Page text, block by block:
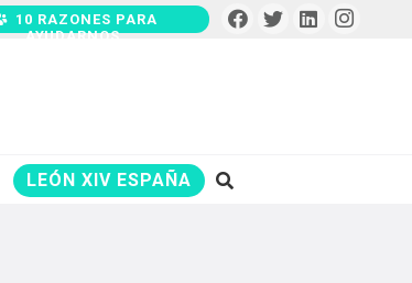
10 RAZONES PARA
AYUDARNOS
LEÓN XIV ESPAÑA